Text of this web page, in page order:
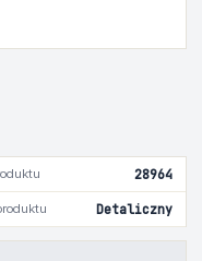
28964
Detaliczny